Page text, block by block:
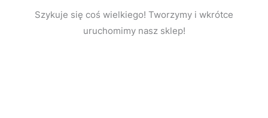
Szykuje się coś wielkiego! Tworzymy i wkrótce
uruchomimy nasz sklep!